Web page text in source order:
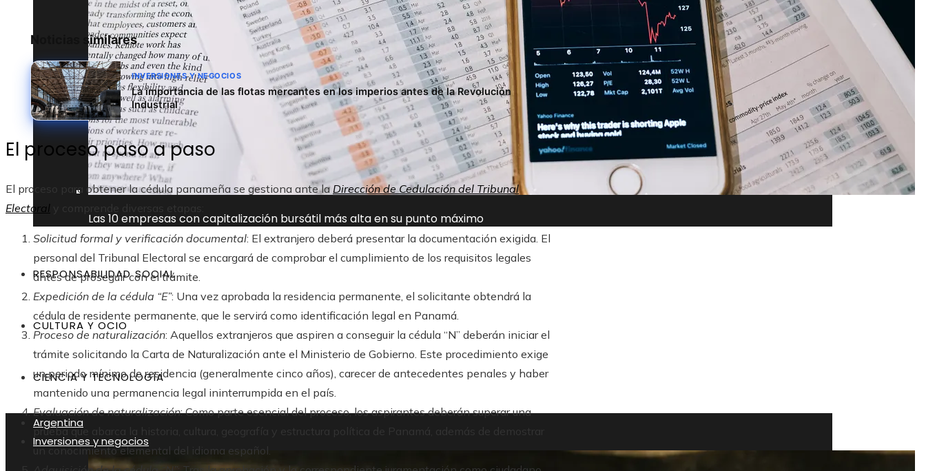
Las 10 empresas con capitalización bursátil más alta en su punto máximo
RESPONSABILIDAD SOCIAL
CULTURA Y OCIO
CIENCIA Y TECNOLOGÍA
Argentina
Inversiones y negocios
Noticias similares
INVERSIONES Y NEGOCIOS
La importancia de las flotas mercantes en los imperios antes de la Revolución
Industrial
El proceso paso a paso
El proceso para obtener la cédula panameña se gestiona ante la Dirección de Cedulación del Tribunal
Electoral y comprende diversas etapas:
Solicitud formal y verificación documental: El extranjero deberá presentar la documentación exigida. El
personal del Tribunal Electoral se encargará de comprobar el cumplimiento de los requisitos legales
antes de proseguir con el trámite.
Expedición de la cédula “E”: Una vez aprobada la residencia permanente, el solicitante obtendrá la
cédula de residente permanente, que le servirá como identificación legal en Panamá.
Proceso de naturalización: Aquellos extranjeros que aspiren a conseguir la cédula “N” deberán iniciar el
trámite solicitando la Carta de Naturalización ante el Ministerio de Gobierno. Este procedimiento exige
un periodo mínimo de residencia (generalmente cinco años), carecer de antecedentes penales y haber
mantenido una permanencia legal ininterrumpida en el país.
Evaluación de naturalización: Como parte esencial del proceso, los aspirantes deberán superar una
prueba que abarca la historia, cultura, geografía y estructura política de Panamá, además de demostrar
un conocimiento elemental del idioma español.